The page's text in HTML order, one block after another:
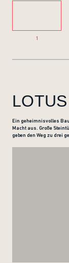
1
LOTUS
Ein geheimnisvolles
Macht aus. Große
geben den Weg zu drei